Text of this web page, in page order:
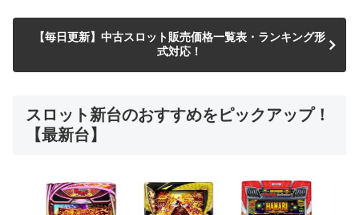
【毎日更新】中古スロット販売価格一覧表・ランキング形
式対応！
スロット新台のおすすめをピックアップ！
【最新台】